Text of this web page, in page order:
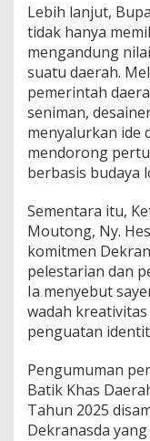
Lebih lanjut,
tidak hanya
mengandung
suatu daerah.
pemerintah
seniman,
menyalurkan ide
mendorong
berbasis budaya
Sementara itu,
Moutong, Ny.
komitmen
pelestarian dan
Ia menyebut
wadah
penguatan
Pengumuman
Batik Khas
Tahun 2025
Dekranasda